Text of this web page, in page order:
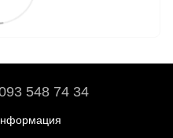
548 74 34